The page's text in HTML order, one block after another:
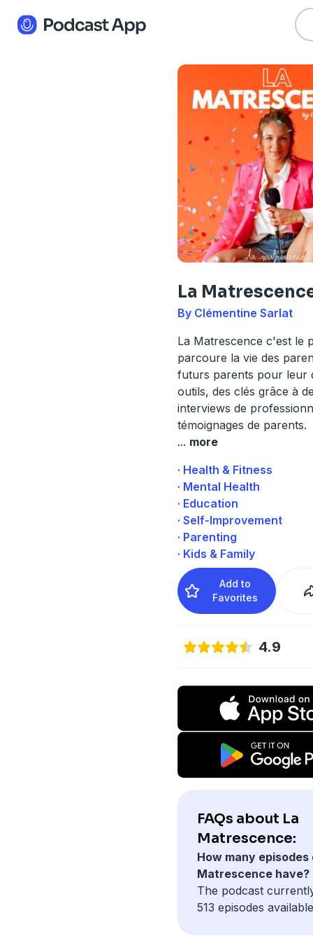
La
By Clémentine Sarlat
La Matrescence c'est le
parcoure la vie des
futurs parents pour leur
outils, des clés grâce à
interviews de
témoignages de parents.
... more
· Health & Fitness
· Mental Health
· Education
· Self-Improvement
· Parenting
· Kids & Family
Add to
Favorites
4.9
FAQs about La
Matrescence:
How many episodes
Matrescence have?
The podcast
513 episodes